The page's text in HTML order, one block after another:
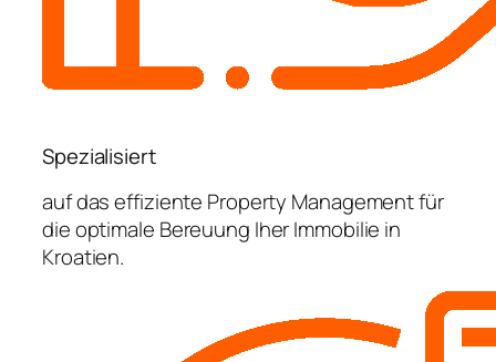
Spezialisiert
auf das effiziente Property Management für
die optimale Bereuung Iher Immobilie in
Kroatien.